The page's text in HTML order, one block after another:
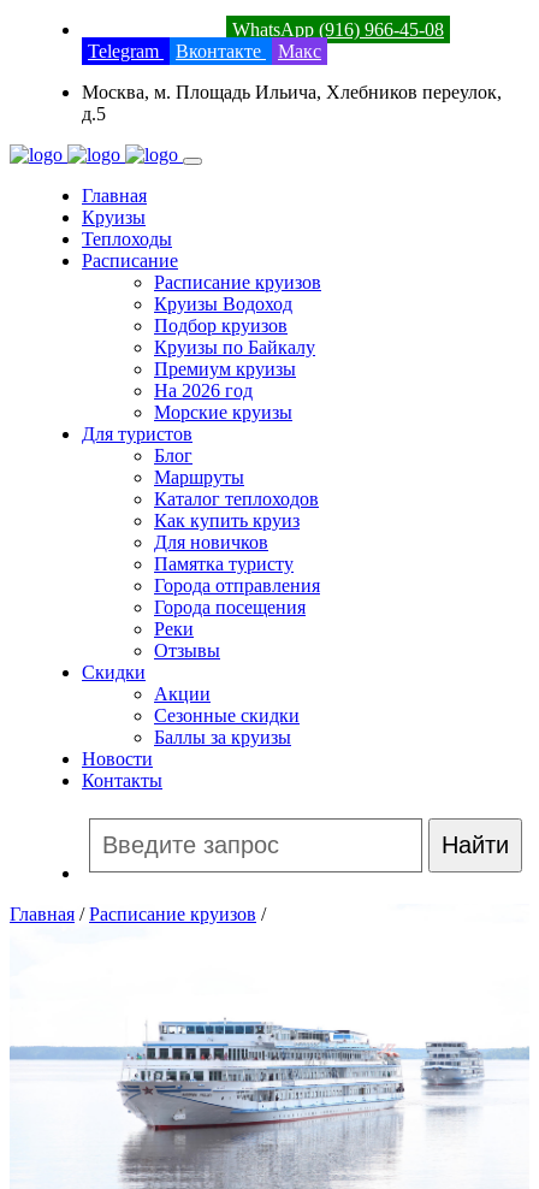
WhatsApp (916) 966-45-08
Telegram
Вконтакте
Макс
Москва, м. Площадь Ильича, Хлебников переулок,
д.5
Главная
Круизы
Теплоходы
Расписание
Расписание круизов
Круизы Водоход
Подбор круизов
Круизы по Байкалу
Премиум круизы
На 2026 год
Морские круизы
Для туристов
Блог
Маршруты
Каталог теплоходов
Как купить круиз
Для новичков
Памятка туристу
Города отправления
Города посещения
Реки
Отзывы
Скидки
Акции
Сезонные скидки
Баллы за круизы
Новости
Контакты
Главная /Расписание круизов /